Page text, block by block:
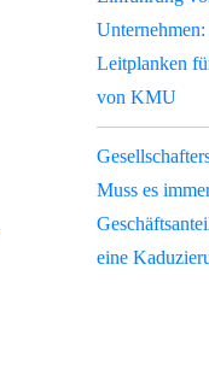
Leitplanken
von KMU
Muss es
eine